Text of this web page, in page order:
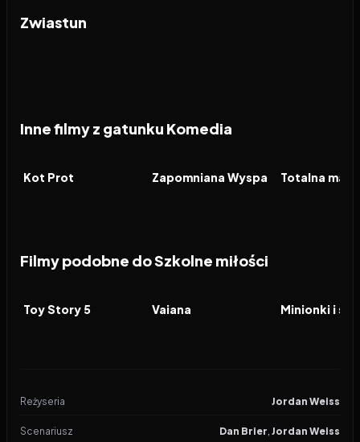
Zwiastun
Inne filmy z gatunku Komedia
FILM
Kot Prot FILM
Zapomniana Wyspa FILM
Totalna
Filmy podobne do Szkolne miłości
FILM
Toy Story 5 FILM
Vaiana FILM
Minionki i
Reżyseria Jordan Weiss
Scenariusz Dan Brier, Jordan Weiss